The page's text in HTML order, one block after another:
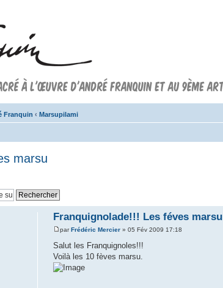
Franquin ‹ Marsupilami
marsu
Franquignolade!!! Les féves marsu
parFrédéric Mercier » 05 Fév 2009 17:18
Salut les Franquignoles!!!
Voilà les 10 fèves marsu.